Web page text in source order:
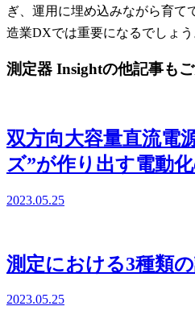
ぎ、運用に埋め込みながら育て
造業DXでは重要になるでしょう
測定器 Insightの他記事も
双方向大容量直流電
ズ”が作り出す電動
2023.05.25
測定における3種類
2023.05.25